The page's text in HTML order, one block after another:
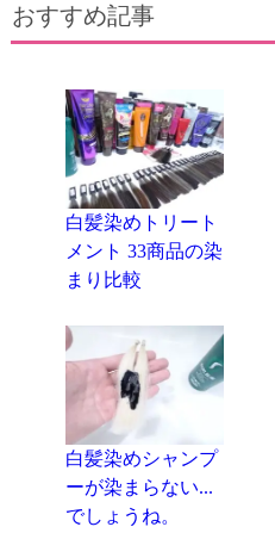
おすすめ記事
白髪染めトリート
メント 33商品の染
まり比較
白髪染めシャンプ
ーが染まらない...
でしょうね。